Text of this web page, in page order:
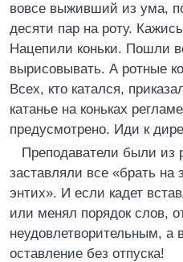
вовсе выживший из ума,
десяти пар на роту.
Нацепили коньки. Пошли
вырисовывать. А ротные
Всех, кто катался,
катанье на коньках
предусмотрено. Иди к
Преподаватели были из
заставляли все «брать на
энтих». И если кадет
или менял порядок слов,
неудовлетворительным, а
оставление без отпуска!